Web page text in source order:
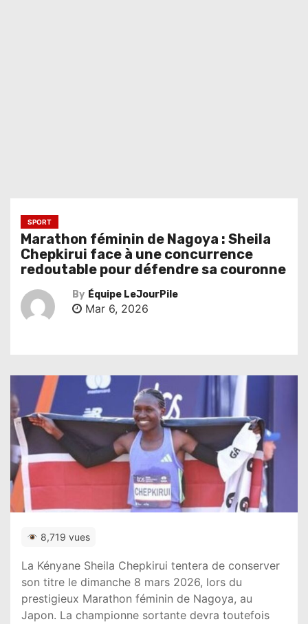
SPORT
Marathon féminin de Nagoya : Sheila
Chepkirui face à une concurrence
redoutable pour défendre sa couronne
By Équipe LeJourPile
Mar 6, 2026
8,719 vues
La Kényane Sheila Chepkirui tentera de conserver
son titre le dimanche 8 mars 2026, lors du
prestigieux Marathon féminin de Nagoya, au
Japon. La championne sortante devra toutefois